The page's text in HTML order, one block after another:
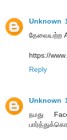
Unknown
தேவையற்ற
https://
Reply
Unknown
நமது